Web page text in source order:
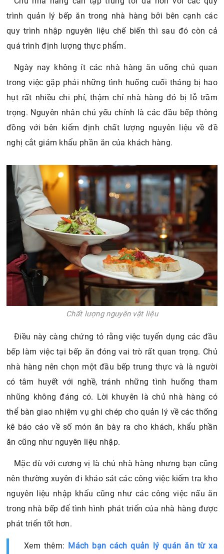
trình quản lý bếp ăn trong nhà hàng bởi bên cạnh các
quy trình nhập nguyên liệu chế biến thì sau đó còn cả
quá trình định lượng thực phẩm.
Ngày nay không ít các nhà hàng ăn uống chủ quan
trong việc gặp phải những tình huống cuối tháng bị hao
hụt rất nhiều chi phí, thậm chí nhà hàng đó bị lỗ trầm
trọng. Nguyên nhân chủ yếu chính là các đầu bếp thông
đồng với bên kiểm định chất lượng nguyên liệu về đề
nghị cắt giảm khẩu phần ăn của khách hàng.
Chất lượng nguyên vật liệu
Điều này càng chứng tỏ rằng việc tuyển dụng các đầu
bếp làm việc tại bếp ăn đóng vai trò rất quan trọng. Chủ
nhà hàng nên chọn một đầu bếp trung thực và là người
có tâm huyết với nghề, tránh những tình huống tham
nhũng không đáng có. Lời khuyên là chủ nhà hàng có
thể bàn giao nhiệm vụ ghi chép cho quản lý về các thống
kê báo cáo về số món ăn bày ra cho khách, khẩu phần
ăn cũng như nguyên liệu nhập.
Mặc dù với cương vị là chủ nhà hàng nhưng bạn cũng
nên thường xuyên đi khảo sát các công việc kiểm tra kho
nguyên liệu nhập khẩu cũng như các công việc nấu ăn
trong nhà bếp để tình hình phát triển của nhà hàng được
phát triển tốt hơn.
Xem thêm: Mách bạn cách quản lý quán ăn từ xa